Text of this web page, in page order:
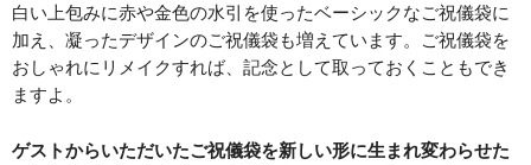
白い上包みに赤や金色の水引を使ったベーシックなご祝儀袋に
加え、凝ったデザインのご祝儀袋も増えています。ご祝儀袋を
おしゃれにリメイクすれば、記念として取っておくこともでき
ますよ。
ゲストからいただいたご祝儀袋を新しい形に生まれ変わらせた